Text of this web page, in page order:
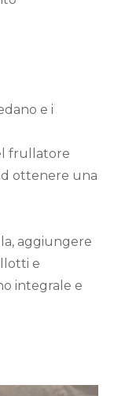
e i
frullatore
ottenere una
aggiungere
e
integrale e